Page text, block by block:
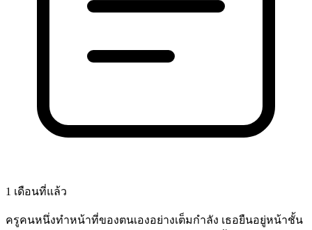
1 เดือนที่แล้ว
ครูคนหนึ่งทำหน้าที่ของตนเองอย่างเต็มกำลัง เธอยืนอยู่หน้าชั้น